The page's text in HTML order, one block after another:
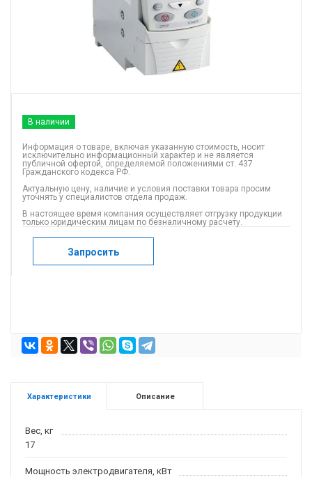
В наличии
Информация о товаре, включая указанную стоимость, носит
исключительно информационный характер и не является
публичной офертой, определяемой положениями ст. 437
Гражданского кодекса РФ.
Актуальную цену, наличие и условия поставки товара просим
уточнять у специалистов отдела продаж.
В настоящее время компания осуществляет отгрузку продукции
только юридическим лицам по безналичному расчету.
Запросить
Характеристики Описание
Вес, кг
17
Мощность электродвигателя, кВт